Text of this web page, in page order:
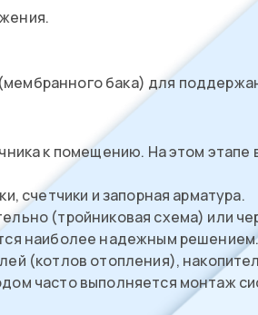
бака) для
к помещению. На этом
счетчики и запорная арматура.
(тройниковая схема) или
наиболее надежным
(котлов отопления),
часто выполняется монтаж